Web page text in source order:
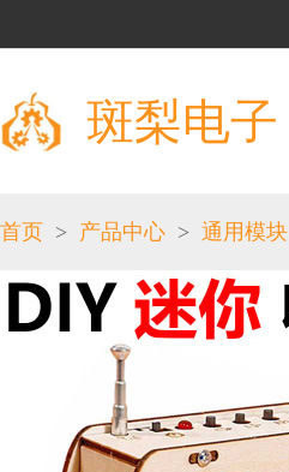
斑梨电子
首页 > 产品中心 > 通用模块